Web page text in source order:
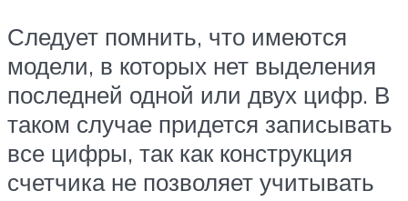
Следует помнить, что имеются
модели, в которых нет выделения
последней одной или двух цифр. В
таком случае придется записывать
все цифры, так как конструкция
счетчика не позволяет учитывать